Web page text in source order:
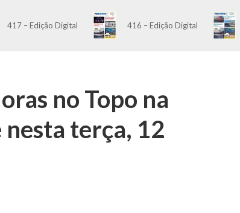
417 – Edição Digital 416 – Edição Digital
no Topo na
terça, 12